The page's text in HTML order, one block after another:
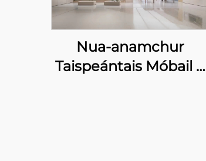
Nua-anamchur
Taispeántais Móbail &